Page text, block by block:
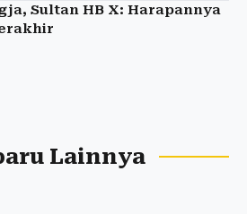
Sultan HB X: Harapannya
Lainnya